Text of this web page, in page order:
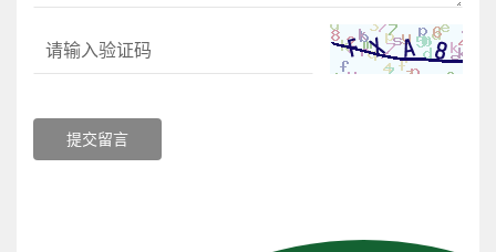
提交留言